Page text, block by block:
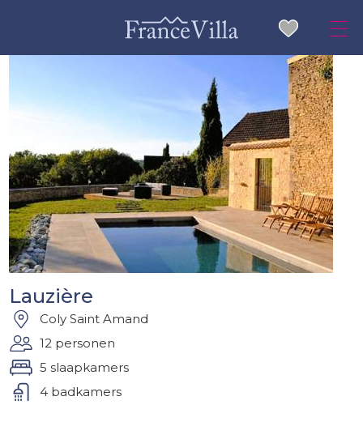
Lauzière
Coly Saint Amand
12 personen
5 slaapkamers
4 badkamers